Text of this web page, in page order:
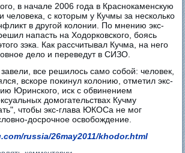
в начале 2006 года в Краснокаменскую
человека, с которым у Кучмы за несколько
в другой колонии. По мнению экс-
напасть на Ходорковского, боясь
зэка. Как рассчитывал Кучма, на него
дело и переведут в СИЗО.
все решилось само собой: человек,
вскоре покинул колонию, отметил экс-
Юринского, иск с обвинением
домогательствах Кучму
чтобы экс-глава ЮКОСа не мог
досрочное освобождение.
russia/26may2011/khodor.html